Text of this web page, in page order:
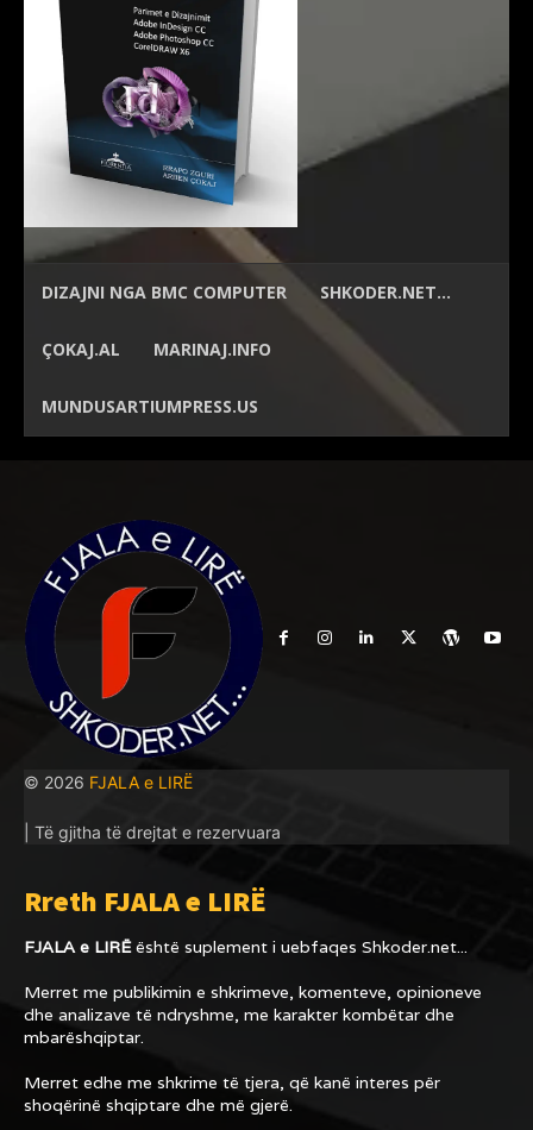
DIZAJNI NGA BMC COMPUTER SHKODER.NET…
ÇOKAJ.AL MARINAJ.INFO
MUNDUSARTIUMPRESS.US
© 2026 FJALA e LIRË
| Të gjitha të drejtat e rezervuara
Rreth FJALA e LIRË
FJALA e LIRËështë suplement i uebfaqes Shkoder.net...
Merret me publikimin e shkrimeve, komenteve, opinioneve
dhe analizave të ndryshme, me karakter kombëtar dhe
mbarëshqiptar.
Merret edhe me shkrime të tjera, që kanë interes për
shoqërinë shqiptare dhe më gjerë.